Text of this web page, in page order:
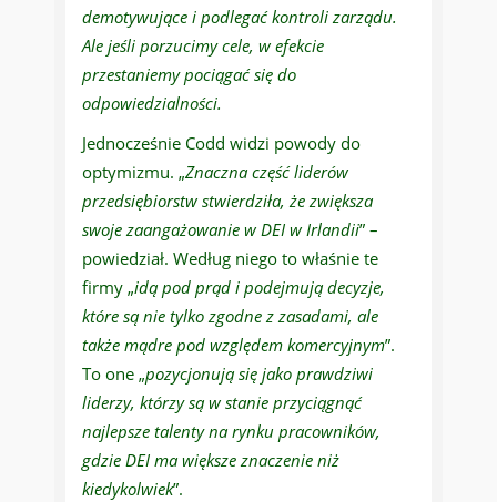
demotywujące i podlegać kontroli zarządu.
Ale jeśli porzucimy cele, w efekcie
przestaniemy pociągać się do
odpowiedzialności.
Jednocześnie Codd widzi powody do
optymizmu. „Znaczna część liderów
przedsiębiorstw stwierdziła, że zwiększa
swoje zaangażowanie w DEI w Irlandii” –
powiedział. Według niego to właśnie te
firmy „idą pod prąd i podejmują decyzje,
które są nie tylko zgodne z zasadami, ale
także mądre pod względem komercyjnym”.
To one „pozycjonują się jako prawdziwi
liderzy, którzy są w stanie przyciągnąć
najlepsze talenty na rynku pracowników,
gdzie DEI ma większe znaczenie niż
kiedykolwiek”.